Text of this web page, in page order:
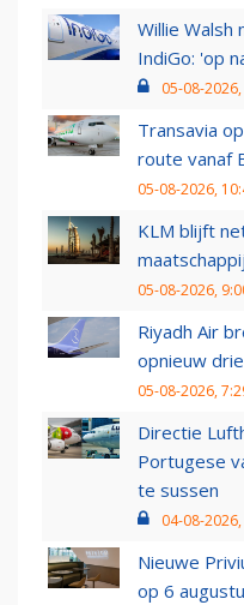
Willie
IndiGo: 'op
05-08-
Transavia
route vanaf
05-08-2026,
KLM blijft
05-08-2026,
Riyadh Air
opnieuw
05-08-2026,
Directie
Portugese
te sussen
04-08-
Nieuwe
op 6